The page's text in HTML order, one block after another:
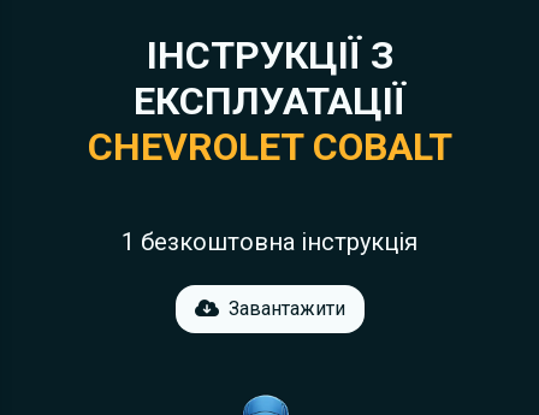
ІНСТРУКЦІЇ З
ЕКСПЛУАТАЦІЇ
CHEVROLET COBALT
1 безкоштовна інструкція
Завантажити